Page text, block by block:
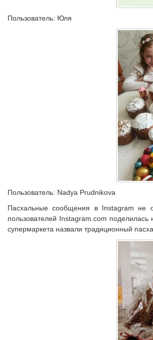
Пользователь: Юля
Пользователь: Nadya Prudnikova
Пасхальные сообщения в Instagram не
пользователей Instagram.com
супермаркета назвали традиционный